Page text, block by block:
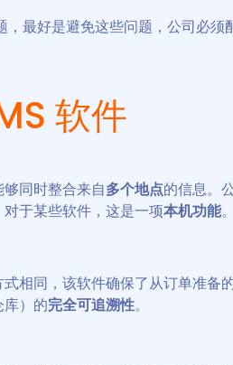
最好是避免这些问题，公司必须
软件
同时整合来自多个地点的信息。
于某些软件，这是一项本机功能。
相同，该软件确保了从订单准备
）的完全可追溯性。